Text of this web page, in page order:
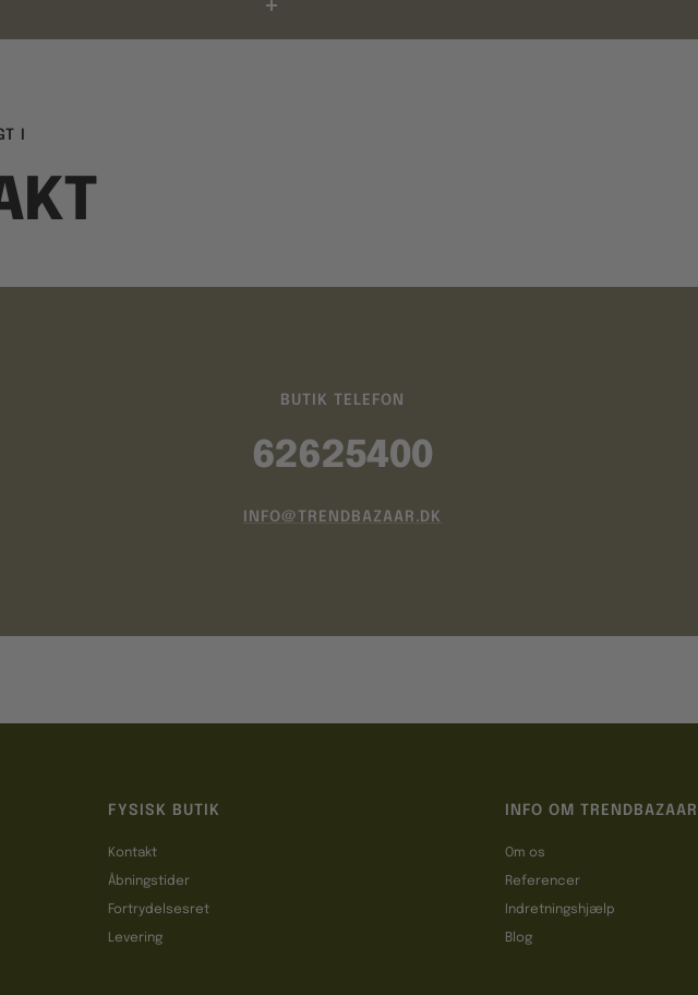
I
BUTIK TELEFON
62625400
INFO@TRENDBAZAAR.DK
FYSISK BUTIK
Kontakt
Åbningstider
Fortrydelsesret
Levering
INFO OM TRENDBAZAAR
Om os
Referencer
Indretningshjælp
Blog